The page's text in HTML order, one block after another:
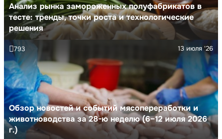
Анализ рынка замороженных полуфабрикатов в
тесте: тренды, точки роста и технологические
решения
Обзор новостей и событий мясопереработки и
животноводства за 28-ю неделю (6–12 июля 2026
г.)
13 июля '26
793